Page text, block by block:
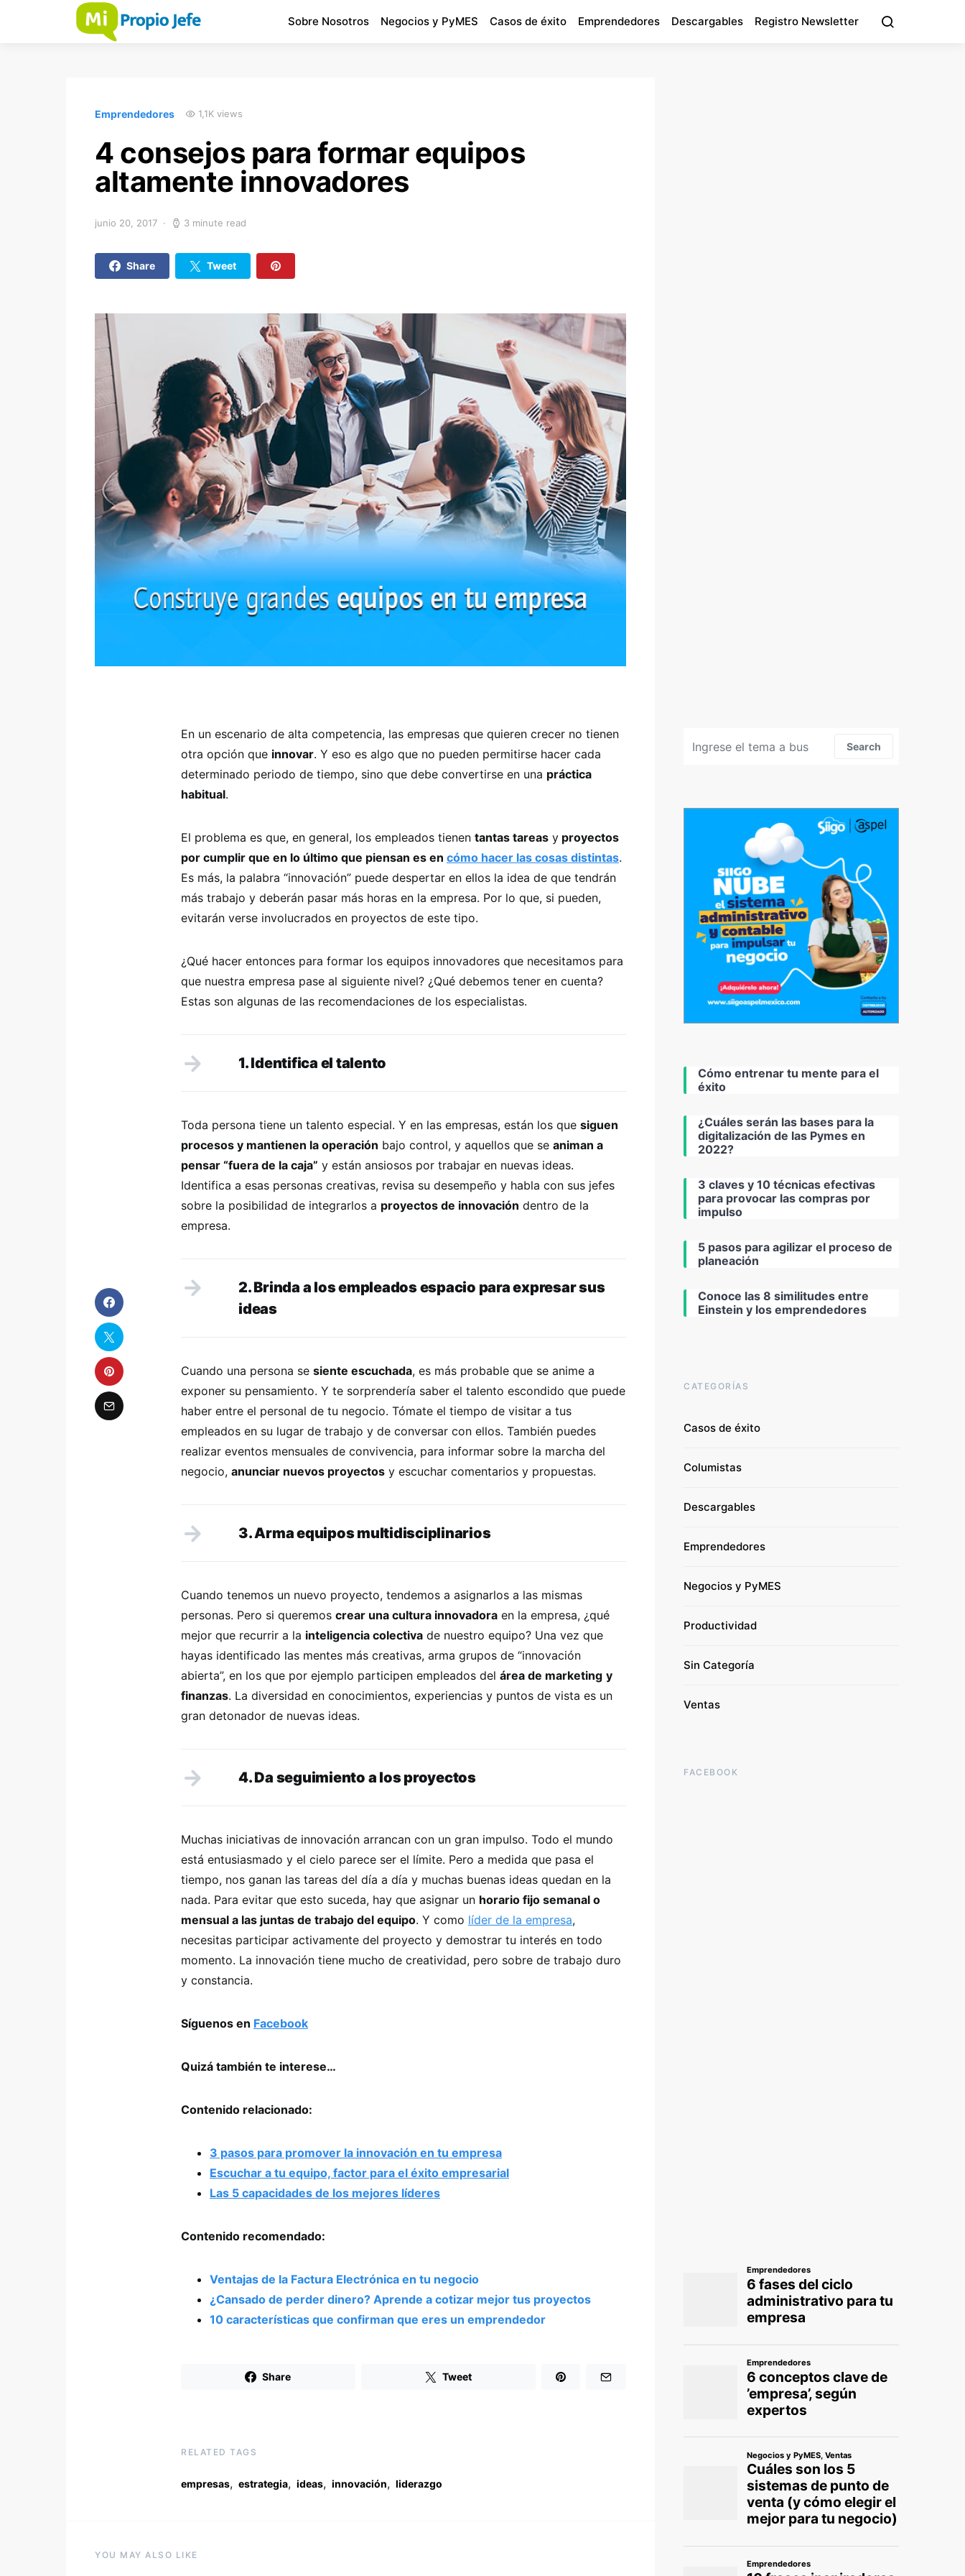
Sobre Nosotros Negocios y PyMES Casos de éxito Emprendedores Descargables Registro Newsletter
Emprendedores 1,1K views
4 consejos para formar equipos
altamente innovadores
junio 20, 2017 3 minute read
Share Tweet
En un escenario de alta competencia, las empresas que quieren crecer no tienen
otra opción que innovar. Y eso es algo que no pueden permitirse hacer cada
determinado periodo de tiempo, sino que debe convertirse en una práctica
habitual.
El problema es que, en general, los empleados tienen tantas tareas y proyectos
por cumplir que en lo último que piensan es en cómo hacer las cosas distintas.
Es más, la palabra “innovación” puede despertar en ellos la idea de que tendrán
más trabajo y deberán pasar más horas en la empresa. Por lo que, si pueden,
evitarán verse involucrados en proyectos de este tipo.
¿Qué hacer entonces para formar los equipos innovadores que necesitamos para
que nuestra empresa pase al siguiente nivel? ¿Qué debemos tener en cuenta?
Estas son algunas de las recomendaciones de los especialistas.
1. Identifica el talento
Toda persona tiene un talento especial. Y en las empresas, están los que siguen
procesos y mantienen la operación bajo control, y aquellos que se animan a
pensar “fuera de la caja” y están ansiosos por trabajar en nuevas ideas.
Identifica a esas personas creativas, revisa su desempeño y habla con sus jefes
sobre la posibilidad de integrarlos a proyectos de innovación dentro de la
empresa.
2. Brinda a los empleados espacio para expresar sus
ideas
Cuando una persona se siente escuchada, es más probable que se anime a
exponer su pensamiento. Y te sorprendería saber el talento escondido que puede
haber entre el personal de tu negocio. Tómate el tiempo de visitar a tus
empleados en su lugar de trabajo y de conversar con ellos. También puedes
realizar eventos mensuales de convivencia, para informar sobre la marcha del
negocio, anunciar nuevos proyectos y escuchar comentarios y propuestas.
3. Arma equipos multidisciplinarios
Cuando tenemos un nuevo proyecto, tendemos a asignarlos a las mismas
personas. Pero si queremos crear una cultura innovadora en la empresa, ¿qué
mejor que recurrir a la inteligencia colectiva de nuestro equipo? Una vez que
hayas identificado las mentes más creativas, arma grupos de “innovación
abierta”, en los que por ejemplo participen empleados del área de marketing y
finanzas. La diversidad en conocimientos, experiencias y puntos de vista es un
gran detonador de nuevas ideas.
4. Da seguimiento a los proyectos
Muchas iniciativas de innovación arrancan con un gran impulso. Todo el mundo
está entusiasmado y el cielo parece ser el límite. Pero a medida que pasa el
tiempo, nos ganan las tareas del día a día y muchas buenas ideas quedan en la
nada. Para evitar que esto suceda, hay que asignar un horario fijo semanal o
mensual a las juntas de trabajo del equipo. Y como líder de la empresa,
necesitas participar activamente del proyecto y demostrar tu interés en todo
momento. La innovación tiene mucho de creatividad, pero sobre de trabajo duro
y constancia.
Síguenos en Facebook
Quizá también te interese…
Contenido relacionado:
3 pasos para promover la innovación en tu empresa
Escuchar a tu equipo, factor para el éxito empresarial
Las 5 capacidades de los mejores líderes
Contenido recomendado:
Ventajas de la Factura Electrónica en tu negocio
¿Cansado de perder dinero? Aprende a cotizar mejor tus proyectos
10 características que confirman que eres un emprendedor
Share Tweet
RELATED TAGS
empresas, estrategia, ideas, innovación, liderazgo
YOU MAY ALSO LIKE
Search
Cómo entrenar tu mente para el
éxito
¿Cuáles serán las bases para la
digitalización de las Pymes en
2022?
3 claves y 10 técnicas efectivas
para provocar las compras por
impulso
5 pasos para agilizar el proceso de
planeación
Conoce las 8 similitudes entre
Einstein y los emprendedores
CATEGORÍAS
Casos de éxito
Columistas
Descargables
Emprendedores
Negocios y PyMES
Productividad
Sin Categoría
Ventas
FACEBOOK